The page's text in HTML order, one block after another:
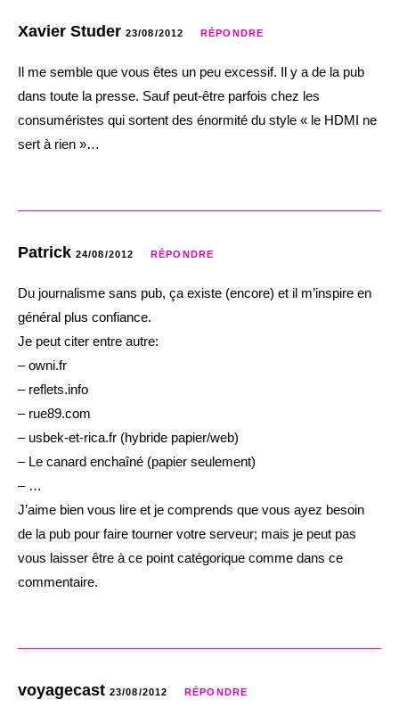
Xavier Studer 23/08/2012 RÉPONDRE
Il me semble que vous êtes un peu excessif. Il y a de la pub
dans toute la presse. Sauf peut-être parfois chez les
consuméristes qui sortent des énormité du style « le HDMI ne
sert à rien »…
Patrick 24/08/2012 RÉPONDRE
Du journalisme sans pub, ça existe (encore) et il m’inspire en
général plus confiance.
Je peut citer entre autre:
– owni.fr
– reflets.info
– rue89.com
– usbek-et-rica.fr (hybride papier/web)
– Le canard enchaîné (papier seulement)
– …
J’aime bien vous lire et je comprends que vous ayez besoin
de la pub pour faire tourner votre serveur; mais je peut pas
vous laisser être à ce point catégorique comme dans ce
commentaire.
voyagecast 23/08/2012 RÉPONDRE